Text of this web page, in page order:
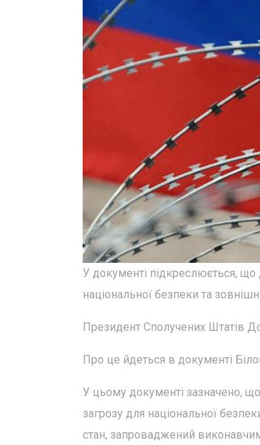
У документі підкреслюється, що
національної безпеки та
Президент Сполучених Штатів
Про це йдеться в документі
У цьому документі зазначено,
загрозу для національної
стан, запроваджений